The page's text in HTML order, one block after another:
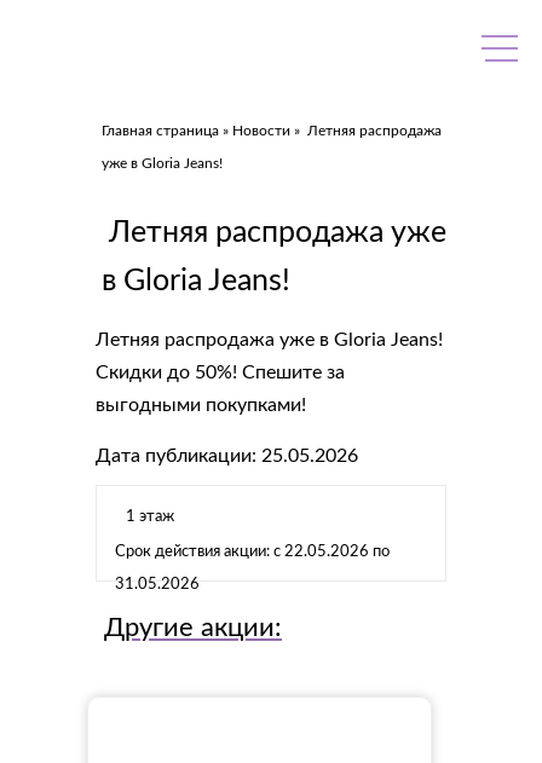
Главная страница » Новости » Летняя распродажа
уже в Gloria Jeans!
Летняя распродажа уже
в Gloria Jeans!
Летняя распродажа уже в Gloria Jeans!
Скидки до 50%! Спешите за
выгодными покупками!
Дата публикации: 25.05.2026
1 этаж
Срок действия акции: с 22.05.2026 по
31.05.2026
Другие акции: